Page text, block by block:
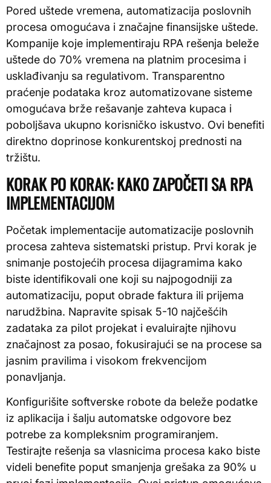
Pored uštede vremena, automatizacija poslovnih
procesa omogućava i značajne finansijske uštede.
Kompanije koje implementiraju RPA rešenja beleže
uštede do 70% vremena na platnim procesima i
usklađivanju sa regulativom. Transparentno
praćenje podataka kroz automatizovane sisteme
omogućava brže rešavanje zahteva kupaca i
poboljšava ukupno korisničko iskustvo. Ovi benefiti
direktno doprinose konkurentskoj prednosti na
tržištu.
KORAK PO KORAK: KAKO ZAPOČETI SA RPA
IMPLEMENTACIJOM
Početak implementacije automatizacije poslovnih
procesa zahteva sistematski pristup. Prvi korak je
snimanje postojećih procesa dijagramima kako
biste identifikovali one koji su najpogodniji za
automatizaciju, poput obrade faktura ili prijema
narudžbina. Napravite spisak 5-10 najčešćih
zadataka za pilot projekat i evaluirajte njihovu
značajnost za posao, fokusirajući se na procese sa
jasnim pravilima i visokom frekvencijom
ponavljanja.
Konfigurišite softverske robote da beleže podatke
iz aplikacija i šalju automatske odgovore bez
potrebe za kompleksnim programiranjem.
Testirajte rešenja sa vlasnicima procesa kako biste
videli benefite poput smanjenja grešaka za 90% u